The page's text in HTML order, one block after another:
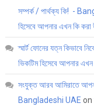
সম্পর্ক / পার্থক্য কি! -
হিসেবে আপনার এখন কি করা
স্মার্ট ফোনের যত্ন
ভিকটিম হিসেবে আপনার
সংযুক্ত আরব আমিরাতে
Bangladeshi UAE on